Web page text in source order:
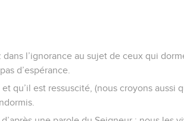
l’ignorance au sujet de ceux qui
d’espérance.
qu’il est ressuscité, (nous croyons aussi